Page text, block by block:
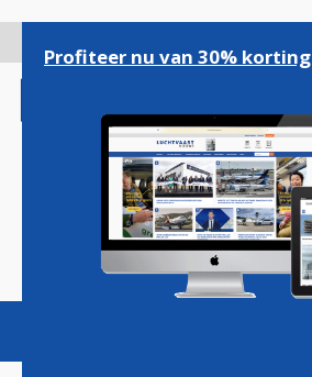
gaan
Magazine Podcasts
Profiteer nu van 30% korting